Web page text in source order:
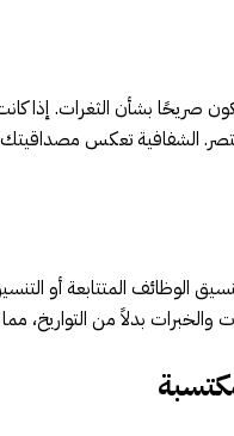
صريحًا بشأن الثغرات. إذا
الشفافية تعكس
المتتابعة أو
والخبرات بدلاً من التواريخ،